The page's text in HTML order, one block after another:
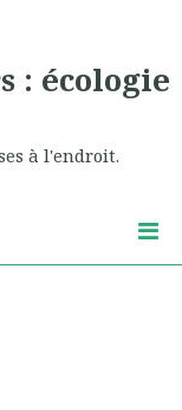
: écologie
à l'endroit.